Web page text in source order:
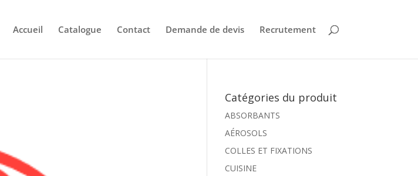
Accueil Catalogue Contact Demande de devis Recrutement
Catégories du produit
ABSORBANTS
AÉROSOLS
COLLES ET FIXATIONS
CUISINE